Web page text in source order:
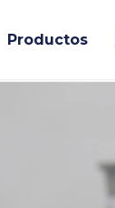
Productos